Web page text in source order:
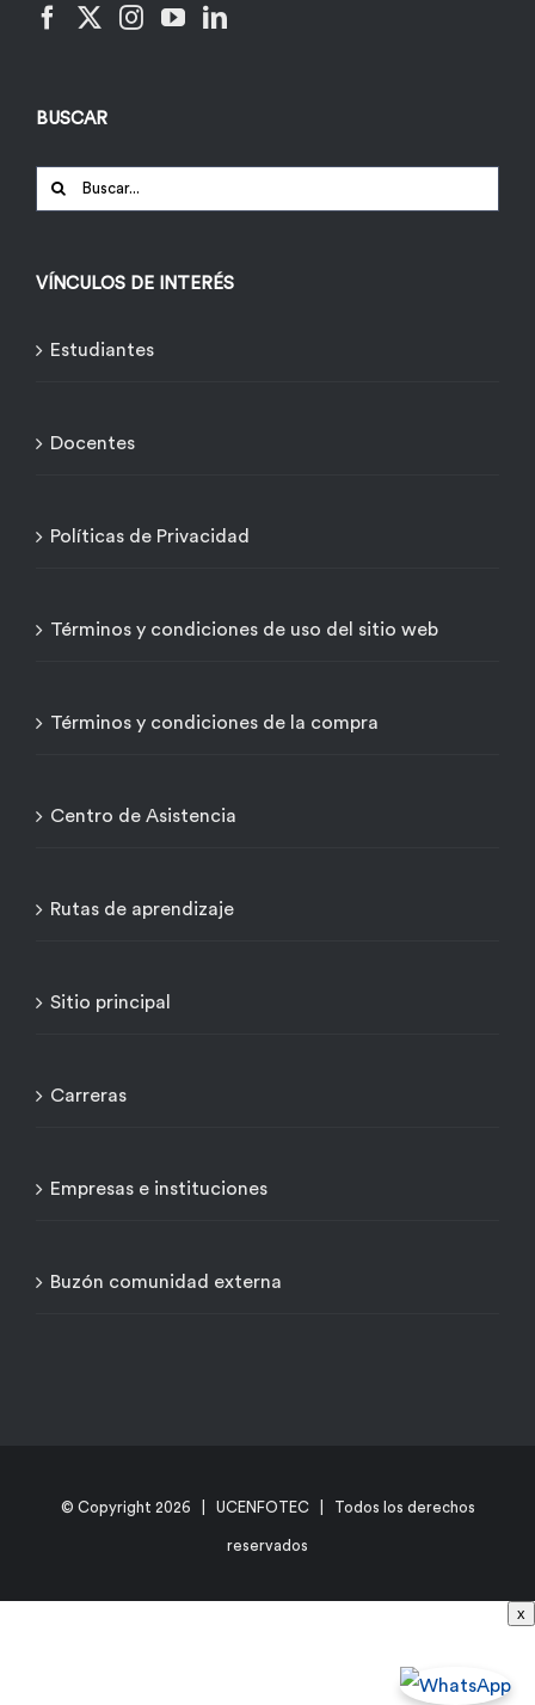
BUSCAR
Buscar:
VÍNCULOS DE INTERÉS
Estudiantes
Docentes
Políticas de Privacidad
Términos y condiciones de uso del sitio web
Términos y condiciones de la compra
Centro de Asistencia
Rutas de aprendizaje
Sitio principal
Carreras
Empresas e instituciones
Buzón comunidad externa
© Copyright 2026 | UCENFOTEC | Todos los derechos
reservados
x